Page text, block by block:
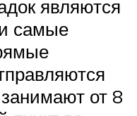
являются
самые
от 8